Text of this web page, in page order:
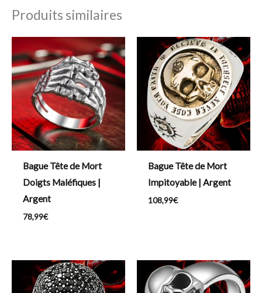
Produits similaires
Bague Tête de Mort
Doigts Maléfiques |
Argent
78,99€
Bague Tête de Mort
Impitoyable | Argent
108,99€